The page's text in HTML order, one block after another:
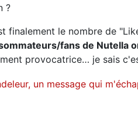
?
finalement le nombre de
fans de Nutella
provocatrice… je sais